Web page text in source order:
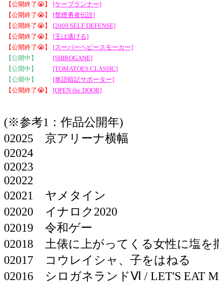
【公開終了😭】
[ケーブランナー]
【公開終了😭】
[禁煙勇者伝説]
【公開終了😭】
[2009 SELF DEFENSE]
【公開終了😭】
[王は逃げる]
【公開終了😭】
[スーパーヘビースモーカー]
【公開中】
[SHIROGANE]
【公開中】
[TOMATOES CLASSIC]
【公開中】
[単語暗記サポーター]
【公開終了😭】
[OPEN the DOOR]
(※参考1：作品公開年)
02025 京アリーナ横幅
02024
02023
02022
02021 ヤメタイン
02020 イナロク2020
02019 令和ゲー
02018 土俵に上がってくる女性に塩を
02017 コウレイシャ、子をはねる
02016 シロガネランドⅥ / LET'S EAT